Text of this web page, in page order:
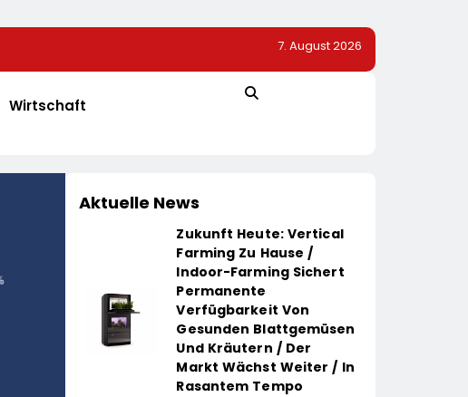
Schutzhülle /
Heißer Saisonauftakt Im All-Black-Design: Der
PRO-S 525 In Der Exklusiven Grillfürst-Edition
7. August 2026
Wirtschaft
Aktuelle News
Zukunft Heute: Vertical
Farming Zu Hause /
Indoor-Farming Sichert
Permanente
Verfügbarkeit Von
Gesunden Blattgemüsen
Und Kräutern / Der
Markt Wächst Weiter / In
Rasantem Tempo